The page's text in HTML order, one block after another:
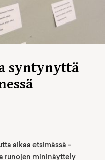
syntynyttä
aikaa etsimässä -
runojen mininäyttely